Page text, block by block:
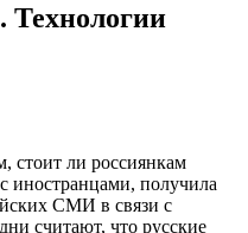
Технологии
стоит ли россиянкам
иностранцами, получила
СМИ в связи с
считают, что русские